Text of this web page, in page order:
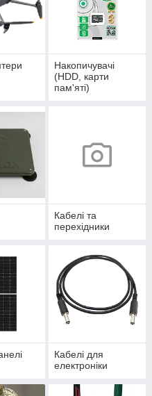
Накопичувачі
(HDD, карти
пам'яті)
Кабелі та
перехідники
Кабелі для
електроніки